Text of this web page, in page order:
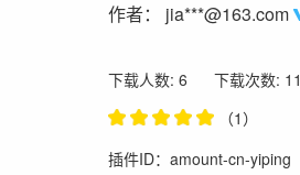
作者： jia***@163.com
下载人数: 6 下载次数: 11
（1）
插件ID：amount-cn-yiping